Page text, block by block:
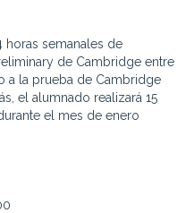
horas semanales de
de Cambridge entre
a la prueba de Cambridge
el alumnado realizará 15
el mes de enero